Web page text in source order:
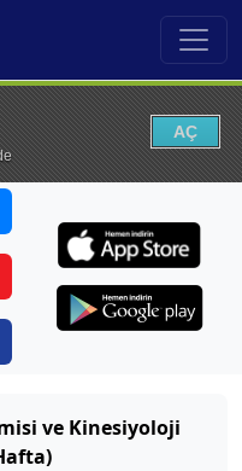
AÇ
ve Kinesiyoloji